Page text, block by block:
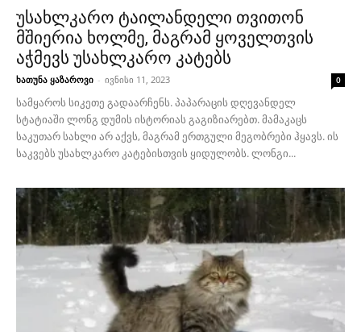
უსახლკარო ტაილანდელი თვითონ
მშიერია ხოლმე, მაგრამ ყოველთვის
აჭმევს უსახლკარო კატებს
ხათუნა ყაზაროვი - ივნისი 11, 2023 0
სამყაროს სიკეთე გადაარჩენს. პაპარაცის დღევანდელ
სტატიაში ლონგ დუმის ისტორიას გაგიზიარებთ. მამაკაცს
საკუთარ სახლი არ აქვს, მაგრამ ერთგული მეგობრები ჰყავს. ის
საკვებს უსახლკარო კატებისთვის ყიდულობს. ლონგი...